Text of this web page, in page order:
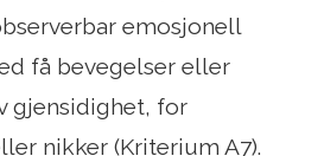
emosjonell
få bevegelser eller
gjensidighet, for
nikker (Kriterium A7).